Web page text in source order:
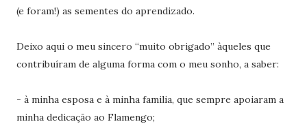
(e foram!) as sementes do aprendizado.
Deixo aqui o meu sincero “muito obrigado” àqueles que
contribuíram de alguma forma com o meu sonho, a saber:
- à minha esposa e à minha familia, que sempre apoiaram a
minha dedicação ao Flamengo;